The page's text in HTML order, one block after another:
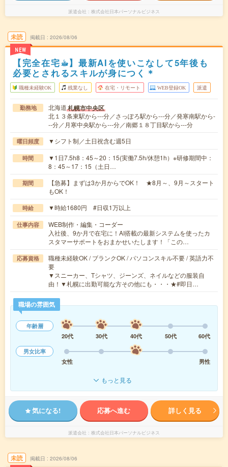
派遣会社 株式会社日本パーソナルビジネス
未読
NEW
掲載日 2026/08/06
【完全在宅☕︎】最新AIを使いこなして5年後も
必要とされるスキルが身につく＊
職種未経験OK 残業なし 在宅・リモート WEB登録OK 派遣
勤務地 北海道札幌市中央区
北１３条東駅から---分／さっぽろ駅から---分／発寒南駅から-
--分／月寒中央駅から---分／南郷１８丁目駅から---分
曜日頻度 ▼シフト制／土日祝含む週5日
時間
▼1日7.5h8：45～20：15(実働7.5h/休憩1h）※研修期間中：
8：45～17：15（土日…
期間
【急募】まずは3か月からでOK！ ★8月～、9月～スタート
もOK！
時給 ▼時給1680円 #日収1万以上
仕事内容
WEB制作・編集・コーダー
入社後、9か月で在宅に！AI搭載の最新システムを使ったカ
スタマーサポートをおまかせいたします！「この…
応募資格
職種未経験OK / ブランクOK / パソコンスキル不要 / 英語力不
要
▼スニーカー、Tシャツ、ジーンズ、ネイルなどの服装自
由！▼札幌に出勤可能な方その他にも・・・★#即日…
職場の雰囲気
年齢層
20代
30代 40代 50代
60代
男女比率
女性
男性
もっと見る
気になる! 応募へ進む 詳しく見る
派遣会社 株式会社日本パーソナルビジネス
未読 掲載日 2026/08/06